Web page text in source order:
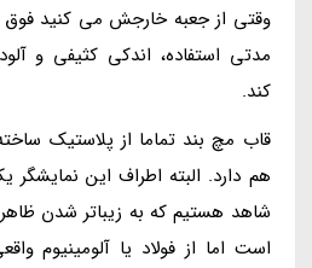
وقتی از جعبه خارجش می کنید فوق
مدتی استفاده، اندکی کثیفی و
کند.
قاب مچ بند تماما از پلاستیک
هم دارد. البته اطراف این
شاهد هستیم که به زیباتر شدن
است اما از فولاد یا